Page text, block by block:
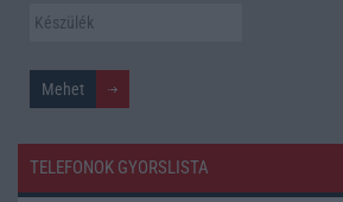
TELEFONOK GYORSLISTA